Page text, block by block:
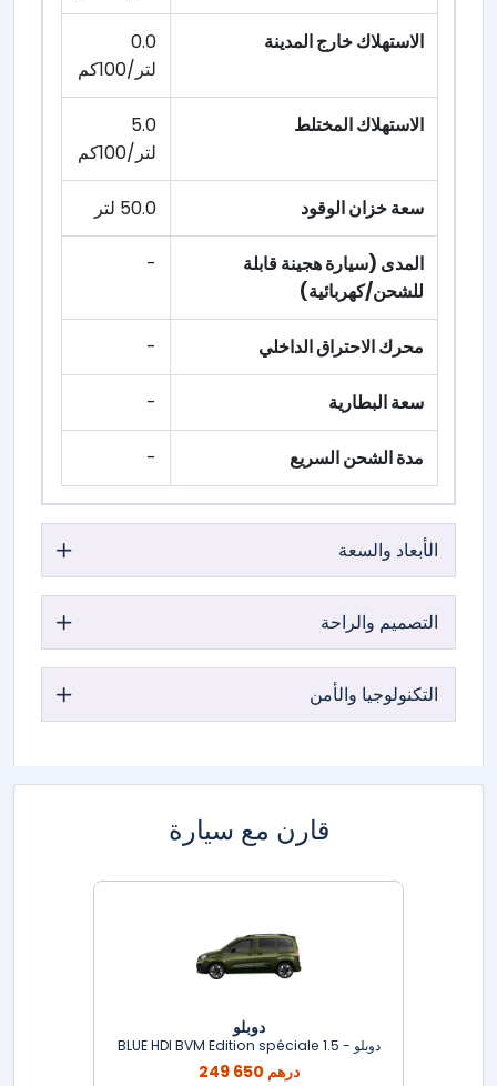
الاستهلاك خارج المدينة
0.0
لتر/100كم
الاستهلاك المختلط
5.0
لتر/100كم
سعة خزان الوقود 50.0 لتر
المدى (سيارة هجينة قابلة
للشحن/كهربائية)
-
محرك الاحتراق الداخلي -
سعة البطارية -
مدة الشحن السريع -
الأبعاد والسعة
التصميم والراحة
التكنولوجيا والأمن
قارن مع سيارة
دوبلو
دوبلو - 1.5 BLUE HDI BVM Edition spéciale
249 650 درهم